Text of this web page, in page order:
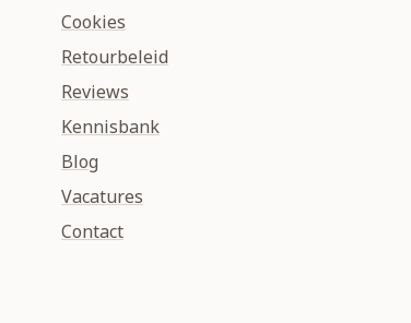
Cookies
Retourbeleid
Reviews
Kennisbank
Blog
Vacatures
Contact